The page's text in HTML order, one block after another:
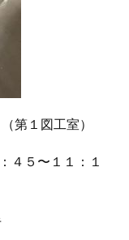
第１図工室）
〜１１：１